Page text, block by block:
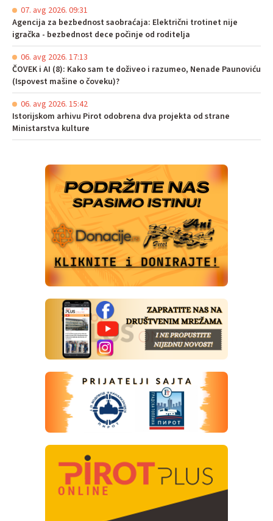
07. avg 2026. 09:31
Agencija za bezbednost saobraćaja: Električni trotinet nije
igračka - bezbednost dece počinje od roditelja
06. avg 2026. 17:13
ČOVEK i AI (8): Kako sam te doživeo i razumeo, Nenade Paunoviću
(Ispovest mašine o čoveku)?
06. avg 2026. 15:42
Istorijskom arhivu Pirot odobrena dva projekta od strane
Ministarstva kulture